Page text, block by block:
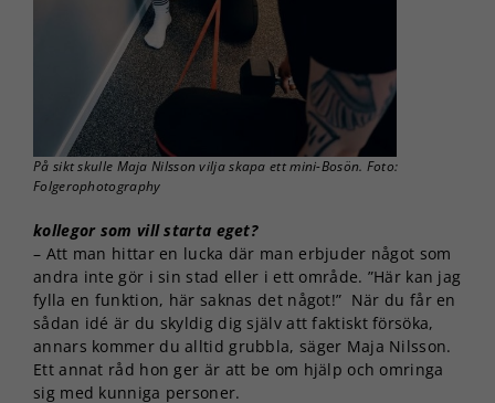
På sikt skulle Maja Nilsson vilja skapa ett mini-Bosön. Foto:
Folgerophotography
kollegor som vill starta eget?
– Att man hittar en lucka där man erbjuder något som
andra inte gör i sin stad eller i ett område. ”Här kan jag
fylla en funktion, här saknas det något!” När du får en
sådan idé är du skyldig dig själv att faktiskt försöka,
annars kommer du alltid grubbla, säger Maja Nilsson.
Ett annat råd hon ger är att be om hjälp och omringa
sig med kunniga personer.
hemsidan
används.
Upplevelse
För att vår
ditt besök.
Om du nekar
de här
kakorna
kommer viss
funktionalitet